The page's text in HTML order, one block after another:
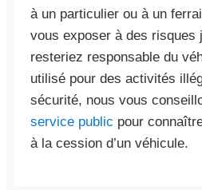
à un particulier ou à un
vous exposer à des risques
resteriez responsable du
utilisé pour des activités
sécurité, nous vous
service public pour
à la cession d’un véhicule.